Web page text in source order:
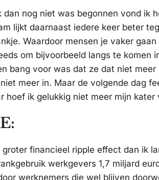
dan nog niet was begonnen vond ik
lijkt daarnaast iedere keer beter
Waardoor mensen je vaker
om bijvoorbeeld langs te komen
bang voor was dat ze dat niet
meer in. Maar de volgende dag
hoef ik gelukkig niet meer mijn kater
groter financieel ripple effect dan ik
werkgevers 1,7 miljard
werknemers die wel blijven